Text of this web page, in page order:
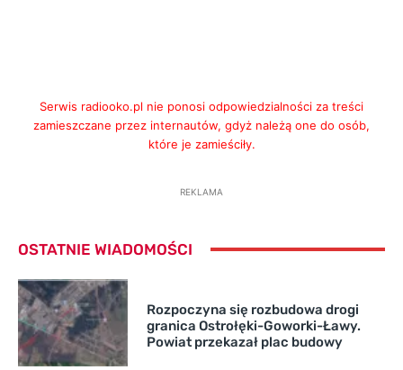
Serwis radiooko.pl nie ponosi odpowiedzialności za treści
zamieszczane przez internautów, gdyż należą one do osób,
które je zamieściły.
REKLAMA
OSTATNIE WIADOMOŚCI
Rozpoczyna się rozbudowa drogi
granica Ostrołęki-Goworki-Ławy.
Powiat przekazał plac budowy